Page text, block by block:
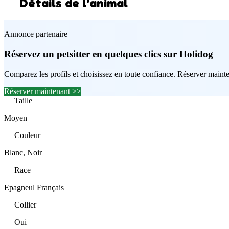
Détails de l'animal
Annonce partenaire
Réservez un petsitter en quelques clics sur Holidog
Comparez les profils et choisissez en toute confiance. Réserver
Réserver maintenant >>
Taille
Moyen
Couleur
Blanc, Noir
Race
Epagneul Français
Collier
Oui